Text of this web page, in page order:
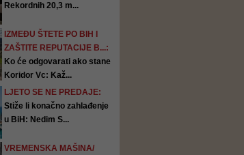
Rekordnih 20,3 m...
IZMEĐU ŠTETE PO BIH I
ZAŠTITE REPUTACIJE B...:
Ko će odgovarati ako stane
Koridor Vc: Kaž...
LJETO SE NE PREDAJE:
Stiže li konačno zahlađenje
u BiH: Nedim S...
VREMENSKA MAŠINA/